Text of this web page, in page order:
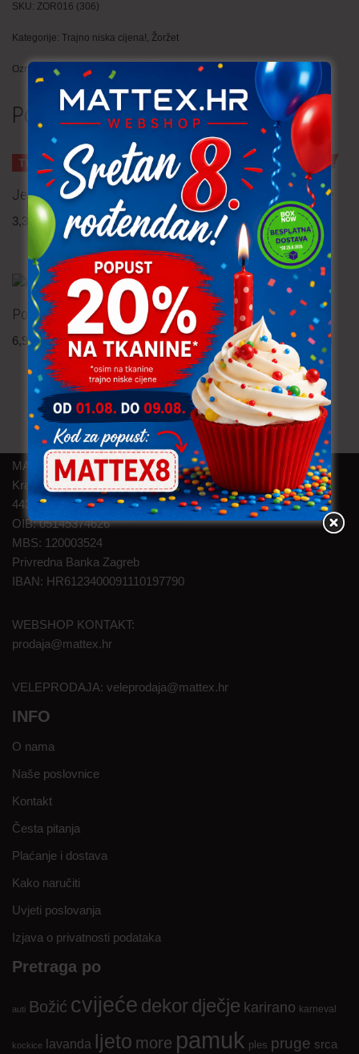
SKU: ZOR016 (306)
Kategorije: Trajno niska cijena!, Žoržet
Oznake: cvijeće ,ljeto
Povezani proizvodi
TRAJNO NISKA CIJENA!
Jersey – cvijeće
3,30€ uključ. PDV po metru
TRAJNO NISKA CIJENA!
Viskozna tkanina – cvijeće
2,30 uključ. PDV po metru
Popelin – cvijeće
6,90€ uključ. PDV po metru
Scuba
12,90€ uključ. PDV po metru
MAT TEXTILE d.o.o.
Kralja Zvonimira 46
44320 Kutina
OIB: 05145374626
MBS: 120003524
Privredna Banka Zagreb
IBAN: HR6123400091110197790
WEBSHOP KONTAKT:
prodaja@mattex.hr
VELEPRODAJA: veleprodaja@mattex.hr
INFO
O nama
Naše poslovnice
Kontakt
Česta pitanja
Plaćanje i dostava
Kako naručiti
Uvjeti poslovanja
Izjava o privatnosti podataka
Pretraga po
auti Božić cvijeće dekordječje karirano karneval
kockice lavanda ljeto more pamuk ples pruge srca